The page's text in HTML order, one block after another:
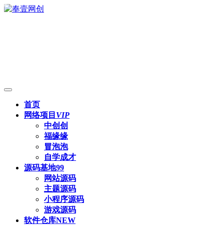
首页
网络项目 VIP
中创创
福缘缘
冒泡泡
自学成才
源码基地99
网站源码
主题源码
小程序源码
游戏源码
软件仓库NEW